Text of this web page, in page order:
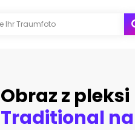
Obraz z pleksi